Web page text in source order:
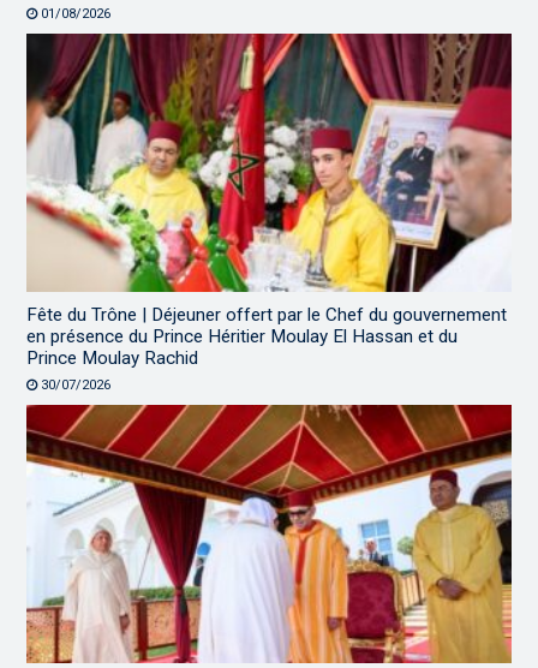
01/08/2026
Fête du Trône | Déjeuner offert par le Chef du gouvernement
en présence du Prince Héritier Moulay El Hassan et du
Prince Moulay Rachid
30/07/2026